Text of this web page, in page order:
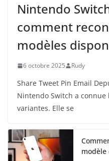
Nintendo
comment
modèles
6 octobre 2025 Rudy
Share Tweet Pin Email
Nintendo Switch a
variantes. Elle se
modèle